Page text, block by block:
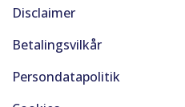
Disclaimer
Betalingsvilkår
Persondatapolitik